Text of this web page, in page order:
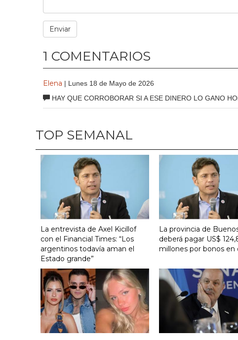
1 COMENTARIOS
Elena | Lunes 18 de Mayo de 2026
HAY QUE CORROBORAR SI A ESE DINERO LO GANO
TOP SEMANAL
La entrevista de Axel Kicillof
con el Financial Times: “Los
argentinos todavía aman el
Estado grande”
La provincia de
deberá pagar US$
millones por bonos en